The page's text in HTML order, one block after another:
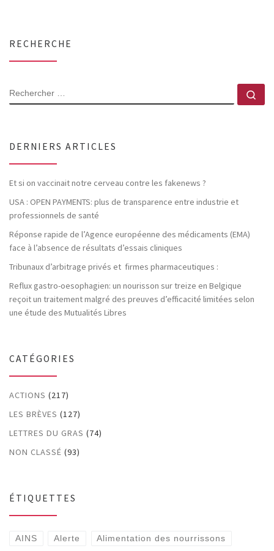
RECHERCHE
RECHERCHER
DERNIERS ARTICLES
Et si on vaccinait notre cerveau contre les fakenews ?
USA : OPEN PAYMENTS: plus de transparence entre industrie et
professionnels de santé
Réponse rapide de l’Agence européenne des médicaments (EMA)
face à l’absence de résultats d’essais cliniques
Tribunaux d’arbitrage privés et firmes pharmaceutiques :
Reflux gastro-oesophagien: un nourisson sur treize en Belgique
reçoit un traitement malgré des preuves d’efficacité limitées selon
une étude des Mutualités Libres
CATÉGORIES
ACTIONS (217)
LES BRÈVES (127)
LETTRES DU GRAS (74)
NON CLASSÉ (93)
ÉTIQUETTES
AINS Alerte Alimentation des nourrissons